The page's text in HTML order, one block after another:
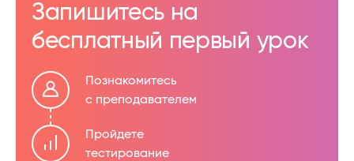
Запишитесь на
бесплатный первый урок
Познакомитесь
с преподавателем
Пройдете
тестирование